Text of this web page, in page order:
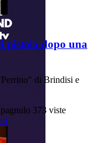
pistola dopo una
di Brindisi e
373 viste